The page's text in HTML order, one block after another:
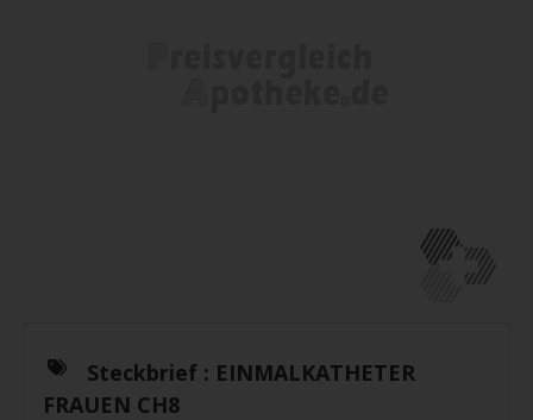
Steckbrief : EINMALKATHETER
FRAUEN CH8